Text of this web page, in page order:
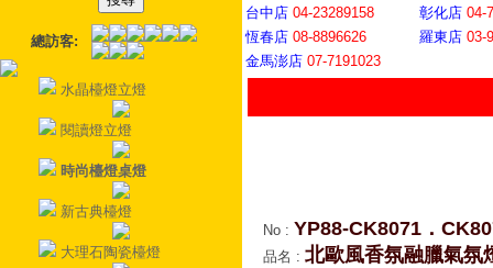
總訪客:
水晶檯燈立燈
閱讀燈立燈
時尚檯燈桌燈
新古典檯燈
大理石陶瓷檯燈
台中店 04-23289158 彰化店 04-
恆春店 08-8896626 羅東店 03-
金馬澎店 07-7191023
No : YP88-CK8071．
品名 : 北歐風香氛融臘氣氛